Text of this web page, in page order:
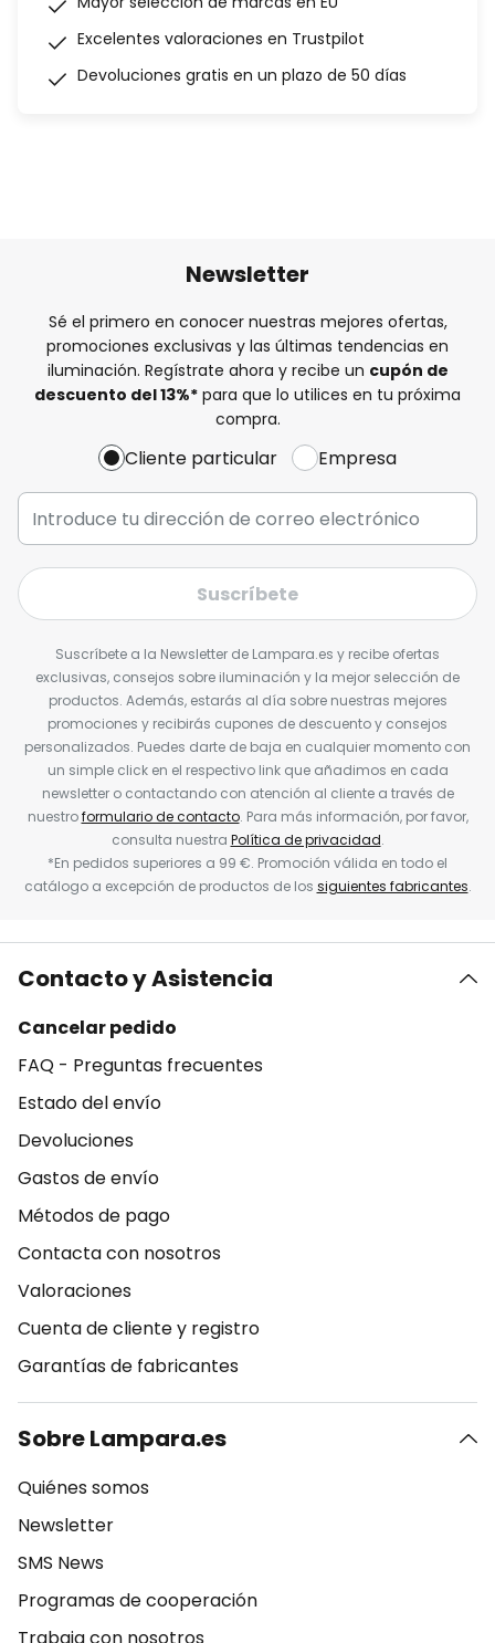
Excelentes valoraciones en Trustpilot
Devoluciones gratis en un plazo de 50 días
Newsletter
Sé el primero en conocer nuestras mejores ofertas,
promociones exclusivas y las últimas tendencias en
iluminación. Regístrate ahora y recibe un cupón de
descuento del13%* para que lo utilices en tu próxima
compra.
Cliente particular Empresa
Suscríbete
Suscríbete a la Newsletter de Lampara.es y recibe ofertas
exclusivas, consejos sobre iluminación y la mejor selección de
productos. Además, estarás al día sobre nuestras mejores
promociones y recibirás cupones de descuento y consejos
personalizados. Puedes darte de baja en cualquier momento con
un simple click en el respectivo link que añadimos en cada
newsletter o contactando con atención al cliente a través de
nuestroformulario de contacto. Para más información, por favor,
consulta nuestra Política de privacidad.
*En pedidos superiores a 99 €. Promoción válida en todo el
catálogo a excepción de productos de los siguientes fabricantes.
Contacto y Asistencia
Cancelar pedido
FAQ - Preguntas frecuentes
Estado del envío
Devoluciones
Gastos de envío
Métodos de pago
Contacta con nosotros
Valoraciones
Cuenta de cliente y registro
Garantías de fabricantes
Sobre Lampara.es
Quiénes somos
Newsletter
SMS News
Programas de cooperación